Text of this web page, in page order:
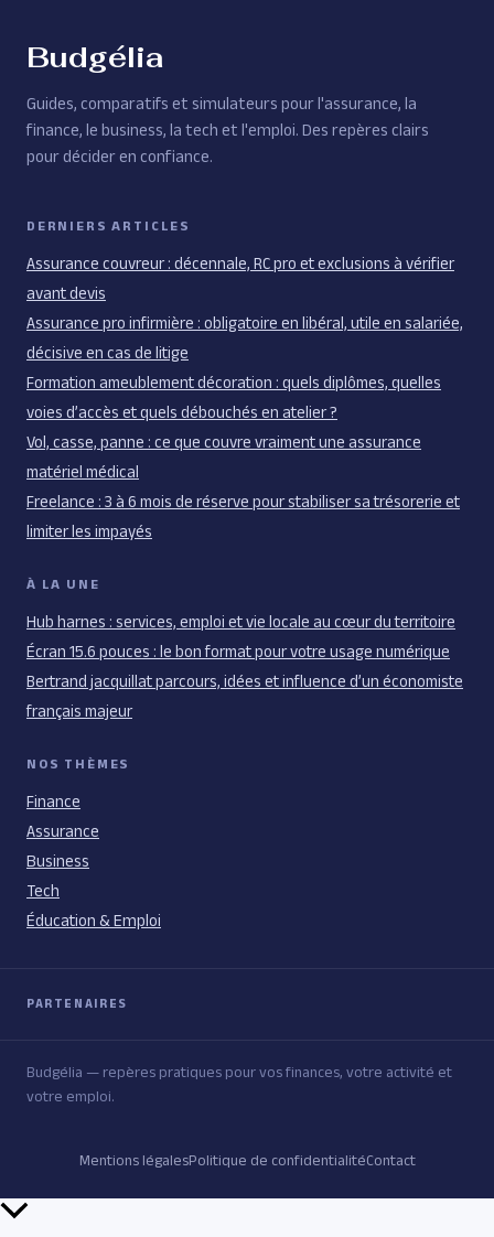
Budgélia
Guides, comparatifs et simulateurs pour l'assurance, la
finance, le business, la tech et l'emploi. Des repères clairs
pour décider en confiance.
DERNIERS ARTICLES
Assurance couvreur : décennale, RC pro et exclusions à vérifier
avant devis
Assurance pro infirmière : obligatoire en libéral, utile en salariée,
décisive en cas de litige
Formation ameublement décoration : quels diplômes, quelles
voies d’accès et quels débouchés en atelier ?
Vol, casse, panne : ce que couvre vraiment une assurance
matériel médical
Freelance : 3 à 6 mois de réserve pour stabiliser sa trésorerie et
limiter les impayés
À LA UNE
Hub harnes : services, emploi et vie locale au cœur du territoire
Écran 15.6 pouces : le bon format pour votre usage numérique
Bertrand jacquillat parcours, idées et influence d’un économiste
français majeur
NOS THÈMES
Finance
Assurance
Business
Tech
Éducation & Emploi
PARTENAIRES
Budgélia — repères pratiques pour vos finances, votre activité et
votre emploi.
Mentions légalesPolitique de confidentialitéContact